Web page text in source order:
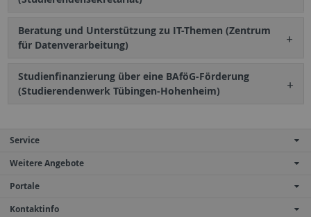
Beratung und Unterstützung zu IT-Themen (Zentrum
für Datenverarbeitung)
Studienfinanzierung über eine BAföG-Förderung
(Studierendenwerk Tübingen-Hohenheim)
Service
Weitere Angebote
Portale
Kontaktinfo